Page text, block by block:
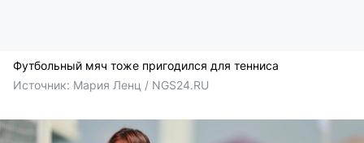
Футбольный мяч тоже пригодился для тенниса
Источник: Мария Ленц / NGS24.RU